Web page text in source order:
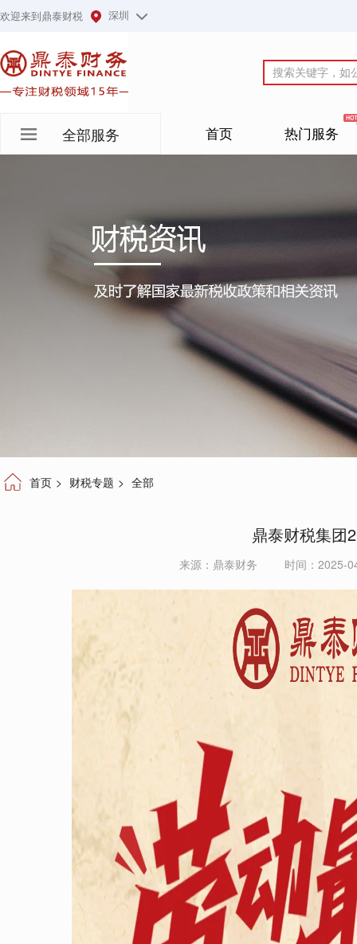
欢迎来到鼎泰财税 深圳
全部服务 首页 热门服务
首页 > 财税专题 > 全部
鼎泰财税集团
来源： 鼎泰财务 时间：2025-